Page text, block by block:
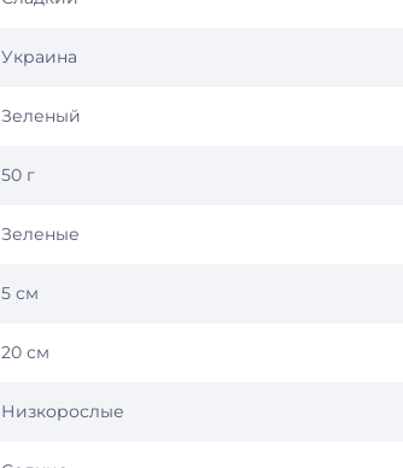
Украина
Зеленый
50 г
Зеленые
5 см
20 см
Низкорослые